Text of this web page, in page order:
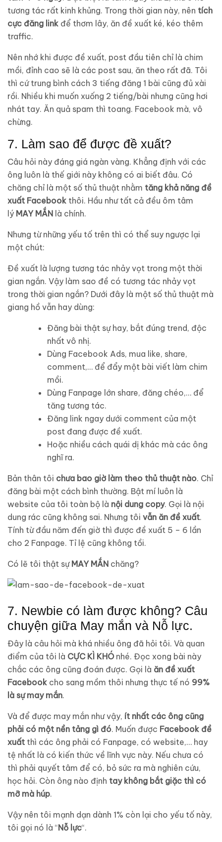
tương tác rất kinh khủng. Trong thời gian này, nên tích
cực đăng link để thơm lây, ăn đề xuất ké, kéo thêm
traffic.
Nên nhớ khi được đề xuất, post đầu tiên chỉ là chim
mồi, đỉnh cao sẽ là các post sau, ăn theo rất đã. Tôi
thì cứ trung bình cách 3 tiếng đăng 1 bài cũng đủ xài
rồi. Nhiều khi muốn xuống 2 tiếng/bài nhưng cũng hơi
nhát tay. Ăn quả spam thì toang. Facebook mà, vô
chừng.
7. Làm sao để được đề xuất?
Câu hỏi này đáng giá ngàn vàng. Khẳng định với các
ông luôn là thế giới này không có ai biết đâu. Có
chăng chỉ là một số thủ thuật nhằm tăng khả năng đề
xuất Facebook thôi. Hầu như tất cả đều ôm tâm
lý MAY MẮN là chính.
Nhưng từ những yếu tố trên thì có thể suy ngược lại
một chút:
Đề xuất là lượng tương tác nhảy vọt trong một thời
gian ngắn. Vậy làm sao đề có tương tác nhảy vọt
trong thời gian ngắn? Dưới đây là một số thủ thuật mà
giang hồ vẫn hay dùng:
Đăng bài thật sự hay, bắt đúng trend, độc
nhất vô nhị.
Dùng Facebook Ads, mua like, share,
comment,… để đẩy một bài viết làm chim
mồi.
Dùng Fanpage lớn share, đăng chéo,… để
tăng tương tác.
Đăng link ngay dưới comment của một
post đang được đề xuất.
Hoặc nhiều cách quái dị khác mà các ông
nghĩ ra.
Bản thân tôi chưa bao giờ làm theo thủ thuật nào. Chỉ
đăng bài một cách bình thường. Bật mí luôn là
website của tôi toàn bộ là nội dung copy. Gọi là nội
dung rác cũng không sai. Nhưng tôi vẫn ăn đề xuất.
Tính từ đầu năm đến giờ thì được đề xuất 5 – 6 lần
cho 2 Fanpage. Tỉ lệ cũng không tồi.
Có lẽ tôi thật sự MAY MẮN chăng?
7. Newbie có làm được không? Câu
chuyện giữa May mắn và Nỗ lực.
Đây là câu hỏi mà khá nhiều ông đã hỏi tôi. Và quan
điểm của tôi là CỰC KÌ KHÓnhé. Đọc xong bài này
chắc các ông cũng đoán được. Gọi là ăn đề xuất
Facebook cho sang mồm thôi nhưng thực tế nó 99%
là sự may mắn.
Và để được may mắn như vậy, ít nhất các ông cũng
phải có một nền tảng gì đó. Muốn được Facebook đề
xuất thì các ông phải có Fanpage, có website,… hay
tệ nhất là có kiến thức về lĩnh vực này. Nếu chưa có
thì phải quyết tâm để có, bỏ sức ra mà nghiên cứu,
học hỏi. Còn ông nào định tay không bắt giặc thì có
mỡ mà húp.
Vậy nên tôi mạnh dạn dành 1% còn lại cho yếu tố này,
tôi gọi nó là “Nỗ lực“.